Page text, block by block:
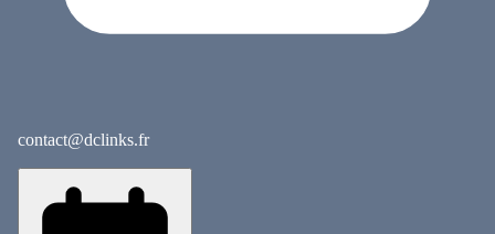
contact@dclinks.fr